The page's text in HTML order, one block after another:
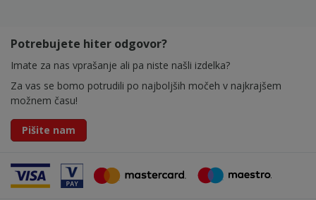
Potrebujete hiter odgovor?
Imate za nas vprašanje ali pa niste našli izdelka?
Za vas se bomo potrudili po najboljših močeh v najkrajšem
možnem času!
Pišite nam